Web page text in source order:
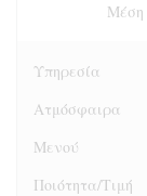
Υπηρεσία
Ατμόσφαιρα
Μενού
Ποιότητα/Τιμή